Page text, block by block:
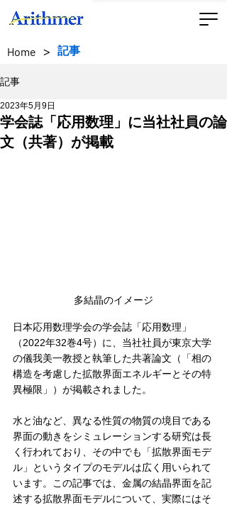
Home > 記事
記事
学会誌「応用数理」に当社社員の論
文（共著）が掲載
2023年5月9日
多結晶のイメージ
日本応用数理学会の学会誌「応用数理」
（2022年32巻4号）に、当社社員が東京大学
の儀我美一教授と執筆した共著論文（「相の
構造を考慮した拡散界面エネルギーとその特
異極限」）が掲載されました。
水と油など、異なる性質の物質の境目である
界面の動きをシミュレーションする研究は長
く行われており、その中でも「拡散界面モデ
ル」というタイプのモデルは広く用いられて
います。この記事では、金属の結晶界面を記
述する拡散界面モデルについて、実際にはそ